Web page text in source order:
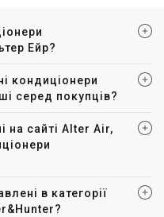
Ейр?
кондиціонери
серед покупців?
на сайті Alter Air,
в категорії